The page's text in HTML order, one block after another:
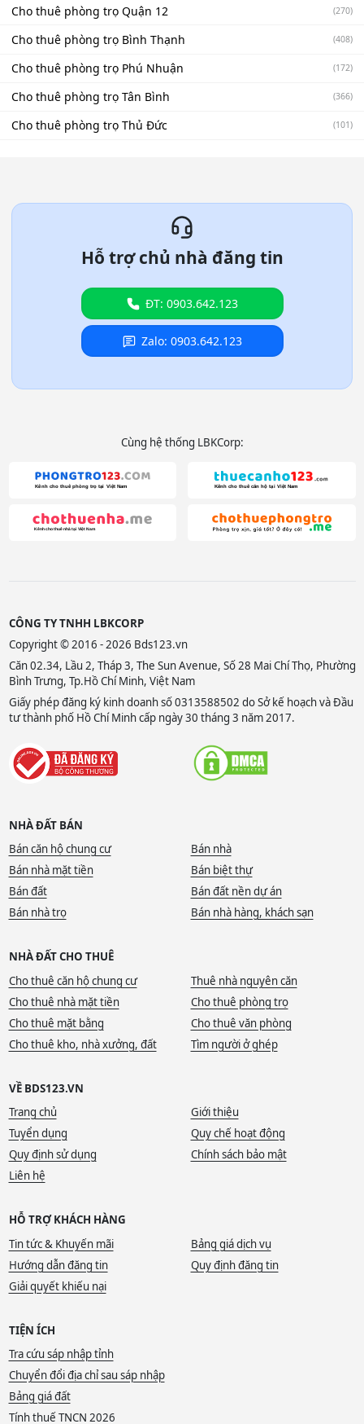
Cho thuê phòng trọ Quận 12 (270)
Cho thuê phòng trọ Bình Thạnh (408)
Cho thuê phòng trọ Phú Nhuận (172)
Cho thuê phòng trọ Tân Bình (366)
Cho thuê phòng trọ Thủ Đức (101)
Hỗ trợ chủ nhà đăng tin
ĐT: 0903.642.123
Zalo: 0903.642.123
Cùng hệ thống LBKCorp:
CÔNG TY TNHH LBKCORP
Copyright © 2016 - 2026 Bds123.vn
Căn 02.34, Lầu 2, Tháp 3, The Sun Avenue, Số 28 Mai Chí Thọ, Phường
Bình Trưng, Tp.Hồ Chí Minh, Việt Nam
Giấy phép đăng ký kinh doanh số 0313588502 do Sở kế hoạch và Đầu
tư thành phố Hồ Chí Minh cấp ngày 30 tháng 3 năm 2017.
NHÀ ĐẤT BÁN
Bán căn hộ chung cư
Bán nhà
Bán nhà mặt tiền
Bán biệt thự
Bán đất
Bán đất nền dự án
Bán nhà trọ
Bán nhà hàng, khách sạn
NHÀ ĐẤT CHO THUÊ
Cho thuê căn hộ chung cư
Thuê nhà nguyên căn
Cho thuê nhà mặt tiền
Cho thuê phòng trọ
Cho thuê mặt bằng
Cho thuê văn phòng
Cho thuê kho, nhà xưởng, đất
Tìm người ở ghép
VỀ BDS123.VN
Trang chủ
Giới thiệu
Tuyển dụng
Quy chế hoạt động
Quy định sử dụng
Chính sách bảo mật
Liên hệ
HỖ TRỢ KHÁCH HÀNG
Tin tức & Khuyến mãi
Bảng giá dịch vụ
Hướng dẫn đăng tin
Quy định đăng tin
Giải quyết khiếu nại
TIỆN ÍCH
Tra cứu sáp nhập tỉnh
Chuyển đổi địa chỉ sau sáp nhập
Bảng giá đất
Tính thuế TNCN 2026